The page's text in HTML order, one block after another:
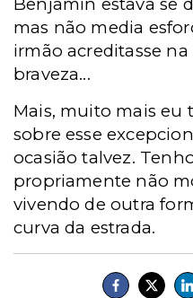
mas não media
irmão acreditasse
braveza...
Mais, muito mais eu
sobre esse
ocasião talvez.
propriamente não
vivendo de outra
curva da estrada.